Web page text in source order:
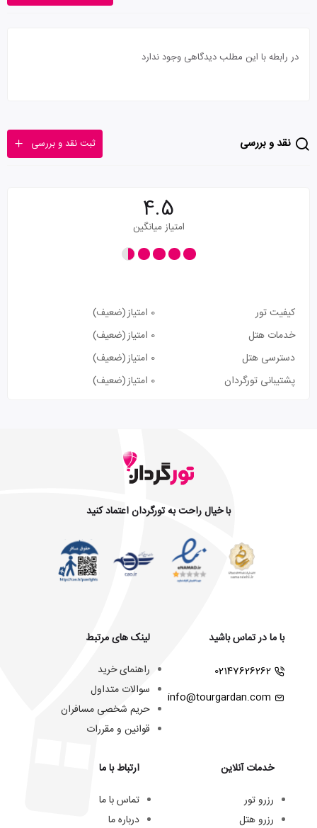
در رابطه با این مطلب دیدگاهی وجود ندارد
نقد و بررسی ثبت نقد و بررسی
4.5
امتیاز میانگین
کیفیت تور 0 امتیاز
(ضعیف)
خدمات هتل
0 امتیاز
(ضعیف)
دسترسی هتل
0 امتیاز
(ضعیف)
پشتیبانی تورگردان
0 امتیاز (ضعیف)
با خیال راحت به تورگردان اعتماد کنید
با ما در تماس باشید
02147626262
info@tourgardan.com
خدمات آنلاین
رزرو تور
رزرو هتل
لینک های مرتبط
راهنمای خرید
سوالات متداول
حریم شخصی مسافران
قوانین و مقررات
ارتباط با ما
تماس با ما
درباره ما